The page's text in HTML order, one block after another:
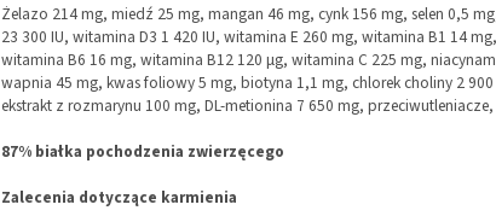
Żelazo 214 mg, miedź 25 mg, mangan 46 mg, cynk 156 mg, selen 0,5
23 300 IU, witamina D3 1 420 IU, witamina E 260 mg, witamina B1 14
witamina B6 16 mg, witamina B12 120 μg, witamina C 225 mg,
wapnia 45 mg, kwas foliowy 5 mg, biotyna 1,1 mg, chlorek choliny 2
ekstrakt z rozmarynu 100 mg, DL-metionina 7 650 mg,
87% białka pochodzenia zwierzęcego
Zalecenia dotyczące karmienia